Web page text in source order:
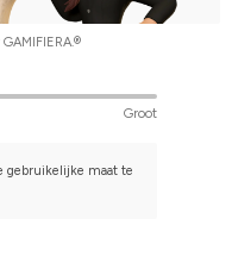
Groot
gebruikelijke maat te